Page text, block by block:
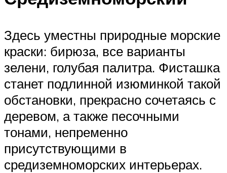
Здесь уместны природные морские
краски: бирюза, все варианты
зелени, голубая палитра. Фисташка
станет подлинной изюминкой такой
обстановки, прекрасно сочетаясь с
деревом, а также песочными
тонами, непременно
присутствующими в
средиземноморских интерьерах.